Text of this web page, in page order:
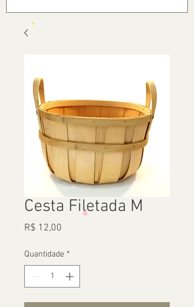
Cesta Filetada M
R$ 12,00
Quantidade *